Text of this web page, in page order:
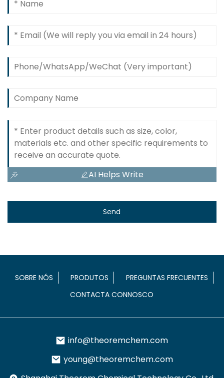
AI Helps Write
Send
SOBRE NÓS PRODUTOS
PREGUNTAS FRECUENTES
CONTACTA CONNOSCO
info@theoremchem.com
young@theoremchem.com